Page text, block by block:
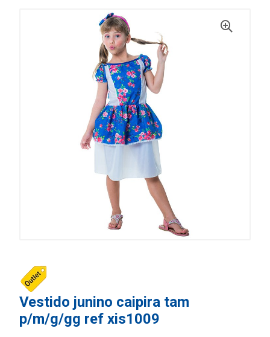
Vestido junino caipira tam
p/m/g/gg ref xis1009